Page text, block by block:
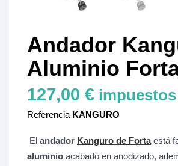
Andador
Aluminio
127,00 €
Referencia KANGURO
El andador Kanguro de Fortaestá
aluminio acabado en anodizado,